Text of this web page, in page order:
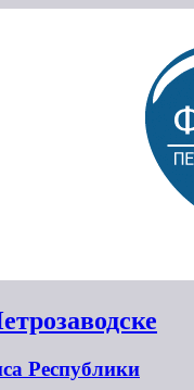
Республики